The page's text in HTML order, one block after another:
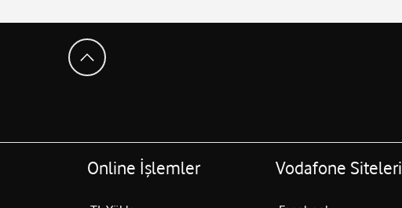
Online İşlemler Vodafone Siteleri